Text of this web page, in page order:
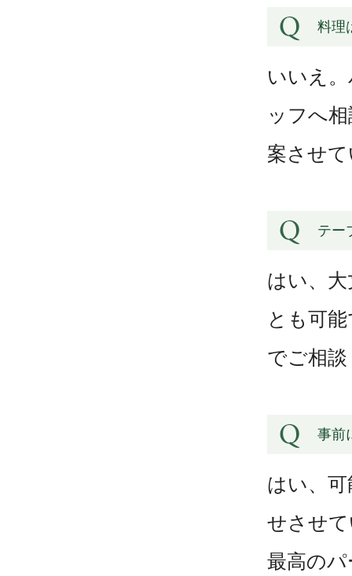
料理
いいえ
ッフへ
案させ
テー
はい、
とも可
でご相
事前
はい、
せさせ
最高の